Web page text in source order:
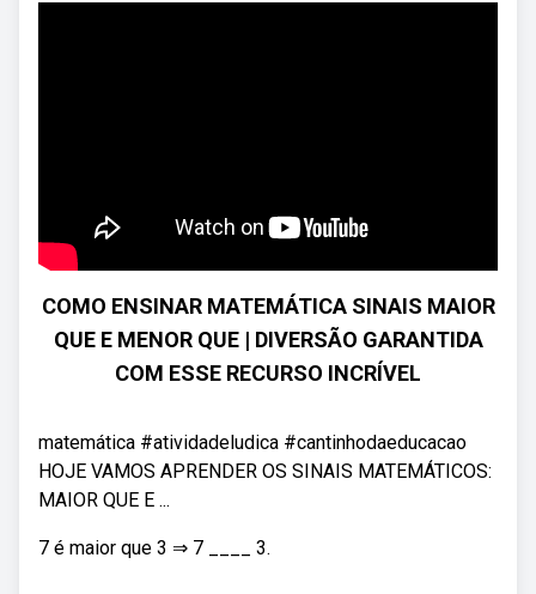
COMO ENSINAR MATEMÁTICA SINAIS MAIOR
QUE E MENOR QUE | DIVERSÃO GARANTIDA
COM ESSE RECURSO INCRÍVEL
matemática #atividadeludica #cantinhodaeducacao
HOJE VAMOS APRENDER OS SINAIS MATEMÁTICOS:
MAIOR QUE E ...
7 é maior que 3 ⇒ 7 ____ 3.